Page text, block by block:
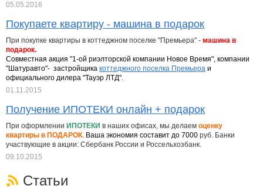
05.05.2016
Покупаете квартиру - машина в подарок
При покупке квартиры в коттеджном поселке "Премьера" - машина в
подарок.
Совместная акция "1-ой риэлторской компании Новое Время", компании
"Шатуравто"- застройщика коттеджного поселка Премьера и
официального дилера "Тауэр ЛТД".
01.11.2015
Получение ИПОТЕКИ онлайн + подарок
При оформлении ИПОТЕКИ в наших офисах, мы делаем оценку
квартиры в ПОДАРОК. Ваша экономия составит до 7000 руб. Банки
участвующие в акции: Сбербанк России и Россельхозбанк.
09.10.2015
Статьи